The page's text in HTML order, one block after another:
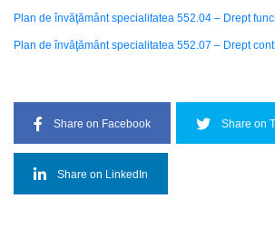
Plan de învăţământ specialitatea 552.04 – Drept
Plan de învăţământ specialitatea 552.07 – Drept
Share on Facebook Share on
Share on LinkedIn